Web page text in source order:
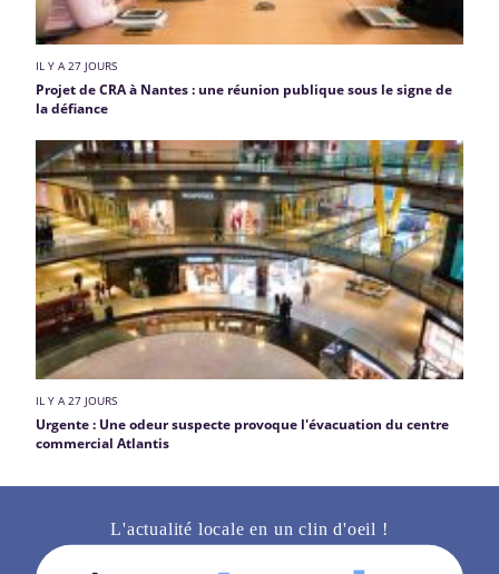
IL Y A 27 JOURS
Projet de CRA à Nantes : une réunion publique sous le signe de
la défiance
IL Y A 27 JOURS
Urgente : Une odeur suspecte provoque l'évacuation du centre
commercial Atlantis
L'actualité locale en un clin d'oeil !